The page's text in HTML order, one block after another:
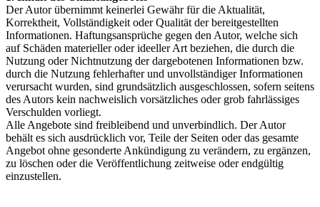
Der Autor übernimmt keinerlei Gewähr für die Aktualität,
Korrektheit, Vollständigkeit oder Qualität der bereitgestellten
Informationen. Haftungsansprüche gegen den Autor, welche sich
auf Schäden materieller oder ideeller Art beziehen, die durch die
Nutzung oder Nichtnutzung der dargebotenen Informationen bzw.
durch die Nutzung fehlerhafter und unvollständiger Informationen
verursacht wurden, sind grundsätzlich ausgeschlossen, sofern seitens
des Autors kein nachweislich vorsätzliches oder grob fahrlässiges
Verschulden vorliegt.
Alle Angebote sind freibleibend und unverbindlich. Der Autor
behält es sich ausdrücklich vor, Teile der Seiten oder das gesamte
Angebot ohne gesonderte Ankündigung zu verändern, zu ergänzen,
zu löschen oder die Veröffentlichung zeitweise oder endgültig
einzustellen.